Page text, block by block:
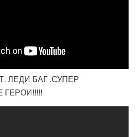
ЛЕДИ БАГ .СУПЕР
ГЕРОИ!!!!!